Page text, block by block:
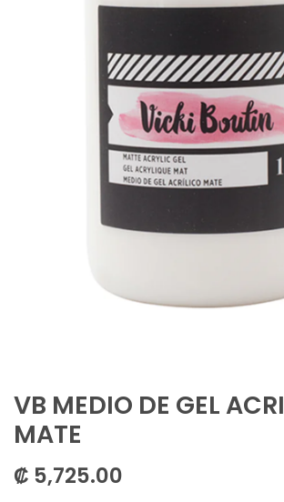
VB MEDIO DE GEL
MATE
₡ 5,725.00